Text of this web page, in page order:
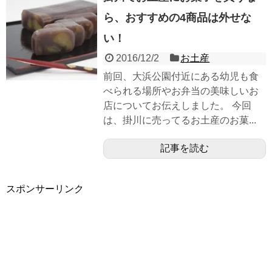
ら、おすすめの4商品は外せな
い！
2016/12/2
お土産
前回、大浜公園付近にある幼児も食
べられる場所やお弁当の美味しいお
店についてお伝えしました。 今回
は、掛川に売ってるお土産のお菓...
記事を読む
スポンサーリンク